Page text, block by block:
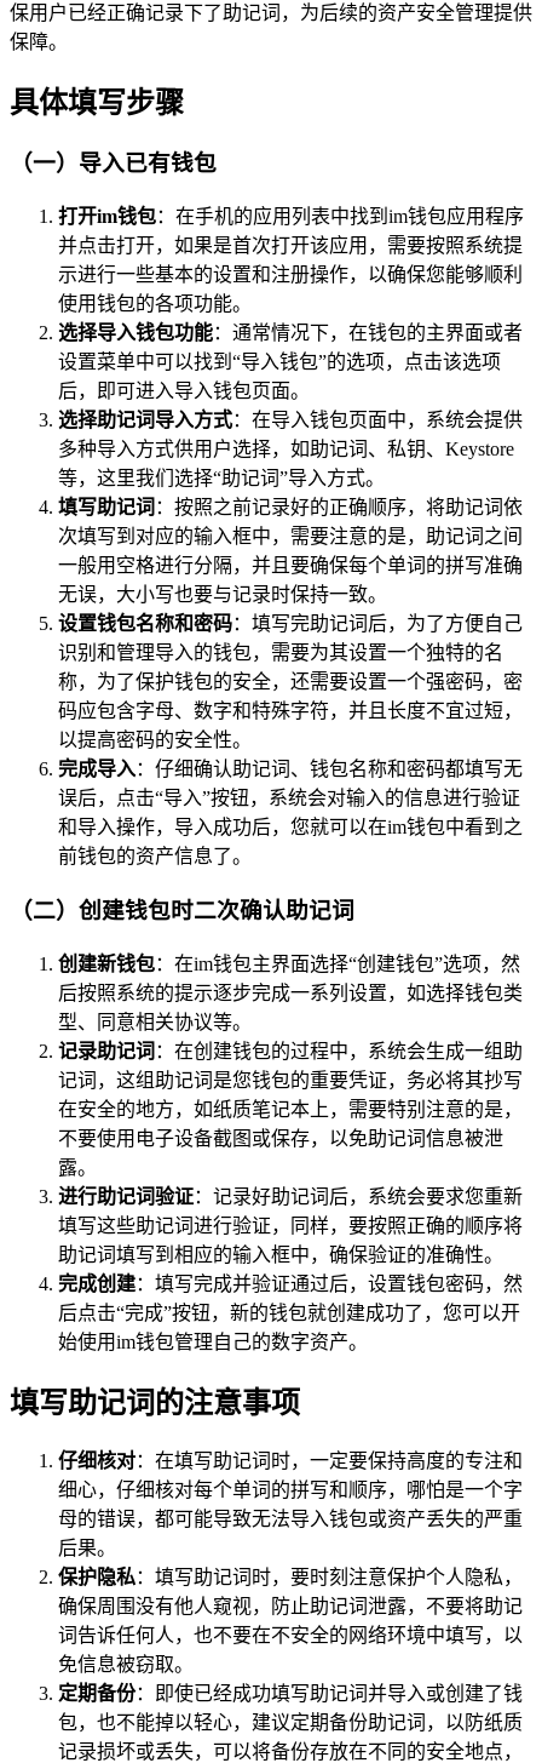
保用户已经正确记录下了助记词，为后续的资产安全管理提供
保障。
具体填写步骤
（一）导入已有钱包
打开im钱包：在手机的应用列表中找到im钱包应用程序
并点击打开，如果是首次打开该应用，需要按照系统提
示进行一些基本的设置和注册操作，以确保您能够顺利
使用钱包的各项功能。
选择导入钱包功能：通常情况下，在钱包的主界面或者
设置菜单中可以找到“导入钱包”的选项，点击该选项
后，即可进入导入钱包页面。
选择助记词导入方式：在导入钱包页面中，系统会提供
多种导入方式供用户选择，如助记词、私钥、Keystore
等，这里我们选择“助记词”导入方式。
填写助记词 ：按照之前记录好的正确顺序，将助记词依
次填写到对应的输入框中，需要注意的是，助记词之间
一般用空格进行分隔，并且要确保每个单词的拼写准确
无误，大小写也要与记录时保持一致。
设置钱包名称和密码：填写完助记词后，为了方便自己
识别和管理导入的钱包，需要为其设置一个独特的名
称，为了保护钱包的安全，还需要设置一个强密码，密
码应包含字母、数字和特殊字符，并且长度不宜过短，
以提高密码的安全性。
完成导入：仔细确认助记词、钱包名称和密码都填写无
误后，点击“导入”按钮，系统会对输入的信息进行验证
和导入操作，导入成功后，您就可以在im钱包中看到之
前钱包的资产信息了。
（二）创建钱包时二次确认助记词
创建新钱包：在im钱包主界面选择“创建钱包”选项，然
后按照系统的提示逐步完成一系列设置，如选择钱包类
型、同意相关协议等。
记录助记词 ：在创建钱包的过程中，系统会生成一组助
记词，这组助记词是您钱包的重要凭证，务必将其抄写
在安全的地方，如纸质笔记本上，需要特别注意的是，
不要使用电子设备截图或保存，以免助记词信息被泄
露。
进行助记词验证：记录好助记词后，系统会要求您重新
填写这些助记词进行验证，同样，要按照正确的顺序将
助记词填写到相应的输入框中，确保验证的准确性。
完成创建：填写完成并验证通过后，设置钱包密码，然
后点击“完成”按钮，新的钱包就创建成功了，您可以开
始使用im钱包管理自己的数字资产。
填写助记词的注意事项
仔细核对：在填写助记词时，一定要保持高度的专注和
细心，仔细核对每个单词的拼写和顺序，哪怕是一个字
母的错误，都可能导致无法导入钱包或资产丢失的严重
后果。
保护隐私：填写助记词时，要时刻注意保护个人隐私，
确保周围没有他人窥视，防止助记词泄露，不要将助记
词告诉任何人，也不要在不安全的网络环境中填写，以
免信息被窃取。
定期备份：即使已经成功填写助记词并导入或创建了钱
包，也不能掉以轻心，建议定期备份助记词，以防纸质
记录损坏或丢失，可以将备份存放在不同的安全地点，